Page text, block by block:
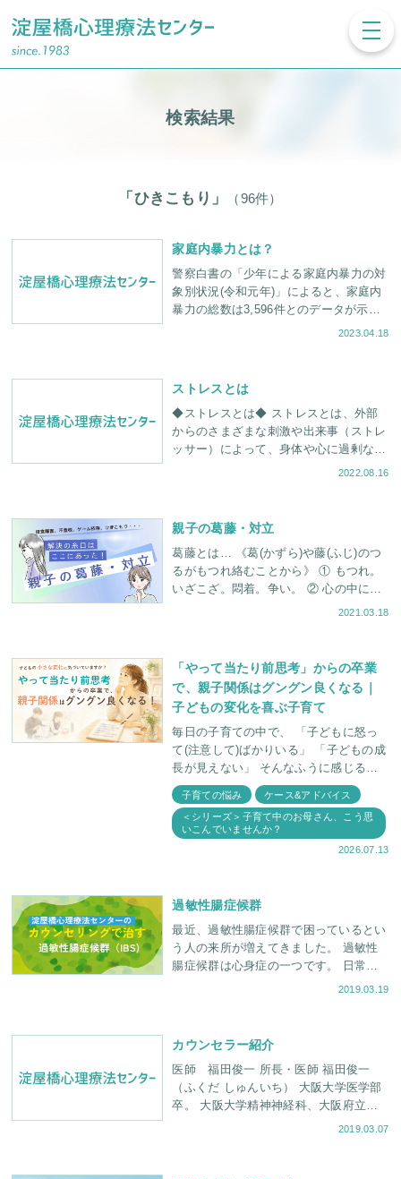
検索結果
「ひきこもり」 （96件）
家庭内暴力とは？
警察白書の「少年による家庭内暴力の対
象別状況(令和元年)」によると、家庭内
暴力の総数は3,596件とのデータが示さ
れました。なお、暴力の対象は母親が
2023.04.18
ストレスとは
◆ストレスとは◆ ストレスとは、外部
からのさまざまな刺激や出来事（ストレ
ッサー）によって、身体や心に過剰な負
2022.08.16
親子の葛藤・対立
葛藤とは… 《葛(かずら)や藤(ふじ)のつ
るがもつれ絡むことから》 ① もつれ。
いざこざ。悶着。争い。 ② 心の中にそ
れぞれ違った方向あるいは相反する方向
2021.03.18
「やって当たり前思考」からの卒業
で、親子関係はグングン良くなる｜
子どもの変化を喜ぶ子育て
毎日の子育ての中で、 「子どもに怒っ
て(注意して)ばかりいる」 「子どもの成
長が見えない」 そんなふうに感じるこ
とはありませんか。 実は、一見何の成
長もしていないような毎日でも
子育ての悩み ケース&アドバイス
＜シリーズ＞子育て中のお母さん、こう思
いこんでいませんか？
2026.07.13
過敏性腸症候群
最近、過敏性腸症候群で困っているとい
う人の来所が増えてきました。 過敏性
腸症候群は心身症の一つです。 日常生
活に支障がでるため本人は大変困ってい
2019.03.19
カウンセラー紹介
医師 福田俊一 所長・医師 福田俊一
（ふくだ しゅんいち） 大阪大学医学部
卒。 大阪大学精神神経科、大阪府立病
院神経科にて精神医療に取り組む。 米
2019.03.07